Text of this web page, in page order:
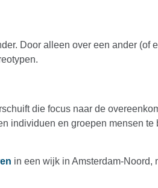
Door alleen over een ander (of
die focus naar de
individuen en groepen mensen
in een wijk in Amsterdam-Noord,